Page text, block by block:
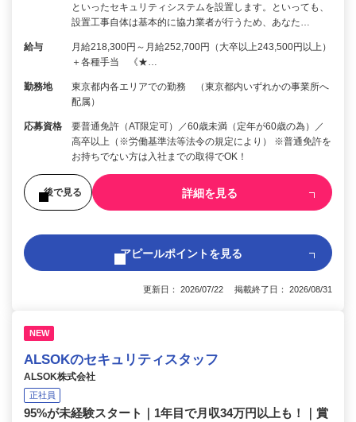
といったセキュリティシステムを設置します。といっても、
設置工事自体は基本的に協力業者が行うため、あなた…
給与
月給218,300円～月給252,700円（大卒以上243,500円以上）
＋各種手当 《★…
勤務地
東京都内各エリアでの勤務 （東京都内いずれかの事業所へ
配属）
応募資格
要普通免許（AT限定可）／60歳未満（定年が60歳の為）／
高卒以上（※労働基準法等法令の規定により） ※普通免許を
お持ちでない方は入社までの取得でOK！
後で見る 詳細を見る
アピールポイントを見る
更新日： 2026/07/22 掲載終了日： 2026/08/31
NEW
ALSOKのセキュリティスタッフ
ALSOK株式会社
正社員
95%が未経験スタート｜1年目で月収34万円以上も！｜賞